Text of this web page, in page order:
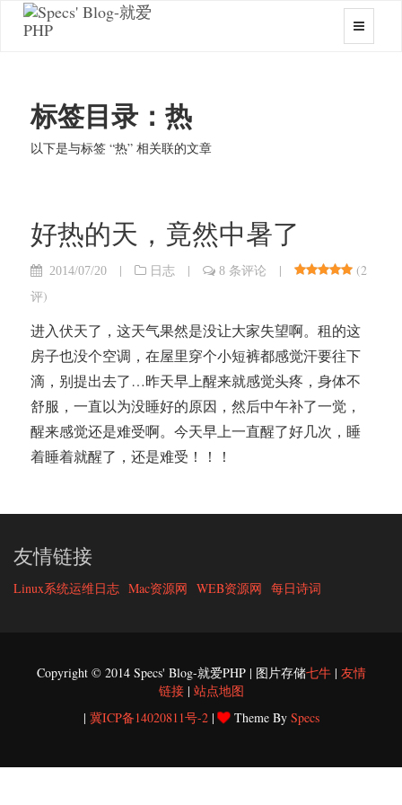
标签目录：热
以下是与标签 “热” 相关联的文章
好热的天，竟然中暑了
2014/07/20 | 日志 | 8 条评论 | (2
评)
进入伏天了，这天气果然是没让大家失望啊。租的这
房子也没个空调，在屋里穿个小短裤都感觉汗要往下
滴，别提出去了…昨天早上醒来就感觉头疼，身体不
舒服，一直以为没睡好的原因，然后中午补了一觉，
醒来感觉还是难受啊。今天早上一直醒了好几次，睡
着睡着就醒了，还是难受！！！
友情链接
Linux系统运维日志 Mac资源网 WEB资源网 每日诗词
Copyright © 2014 Specs' Blog-就爱PHP | 图片存储七牛| 友情
链接| 站点地图
| 冀ICP备14020811号-2| Theme By Specs